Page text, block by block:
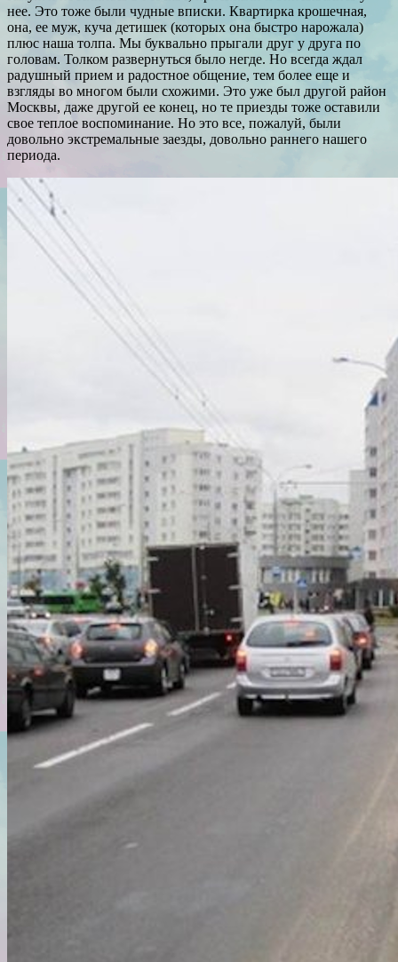
нее. Это тоже были чудные вписки. Квартирка крошечная,
она, ее муж, куча детишек (которых она быстро нарожала)
плюс наша толпа. Мы буквально прыгали друг у друга по
головам. Толком развернуться было негде. Но всегда ждал
радушный прием и радостное общение, тем более еще и
взгляды во многом были схожими. Это уже был другой район
Москвы, даже другой ее конец, но те приезды тоже оставили
свое теплое воспоминание. Но это все, пожалуй, были
довольно экстремальные заезды, довольно раннего нашего
периода.